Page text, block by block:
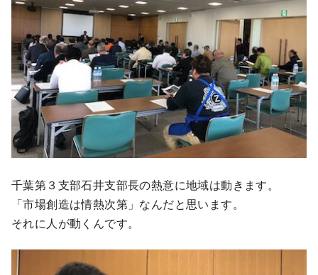
千葉第３支部石井支部長の熱意に地域は動きます。
「市場創造は情熱次第」なんだと思います。
それに人が動くんです。